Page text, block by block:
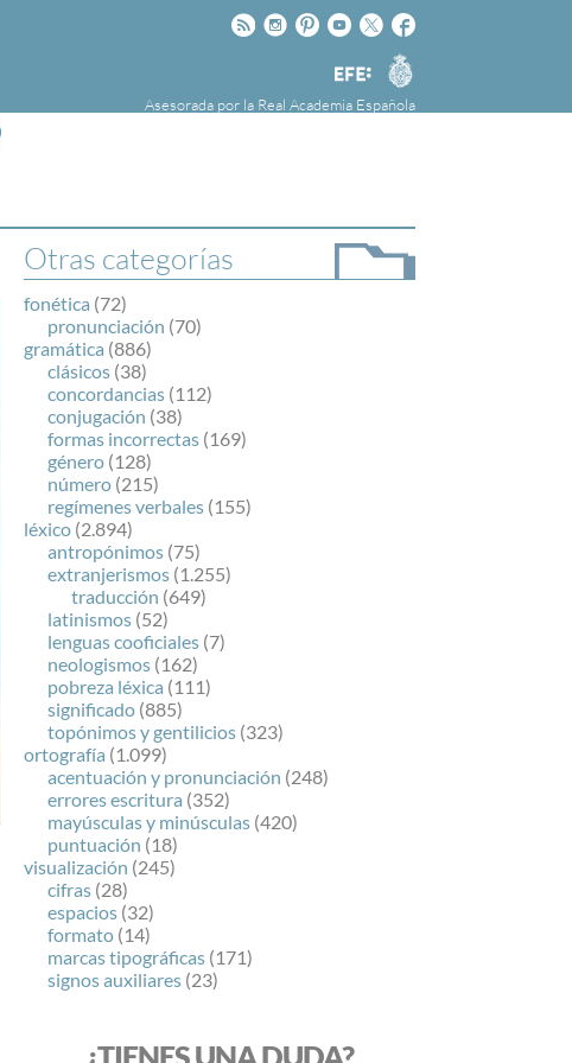
Facebook
Twitter
Youtube
Pinteres
Instagram
Rss
Agencia
EFE
Asesorada por la Real Academia Española
la Agencia Efe y la Real Academia Española,
cuyo objetivo es colaborar con el buen uso del
español en los medios de comunicación y en
Internet.
Otras categorías
fonética (72)
pronunciación (70)
gramática (886)
clásicos (38)
concordancias (112)
conjugación (38)
formas incorrectas (169)
género (128)
número (215)
regímenes verbales (155)
léxico (2.894)
antropónimos (75)
extranjerismos (1.255)
traducción (649)
latinismos (52)
lenguas cooficiales (7)
neologismos (162)
pobreza léxica (111)
significado (885)
topónimos y gentilicios (323)
ortografía (1.099)
acentuación y pronunciación (248)
errores escritura (352)
mayúsculas y minúsculas (420)
puntuación (18)
visualización (245)
cifras (28)
espacios (32)
formato (14)
marcas tipográficas (171)
signos auxiliares (23)
¿TIENES UNA DUDA?